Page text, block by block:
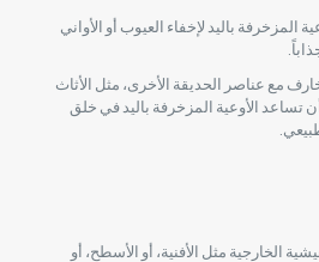
المزخرفة باليد لإخفاء العيوب أو الأواني
مع عناصر الحديقة الأخرى، مثل الأثاث
تساعد الأوعية المزخرفة باليد في خلق
الخارجية مثل الأفنية، أو الأسطح، أو